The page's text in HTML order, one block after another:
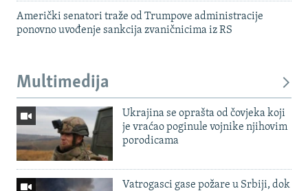
Američki senatori traže od Trumpove administracije
ponovno uvođenje sankcija zvaničnicima iz RS
Multimedija
Ukrajina se oprašta od čovjeka koji
je vraćao poginule vojnike njihovim
porodicama
Vatrogasci gase požare u Srbiji, dok